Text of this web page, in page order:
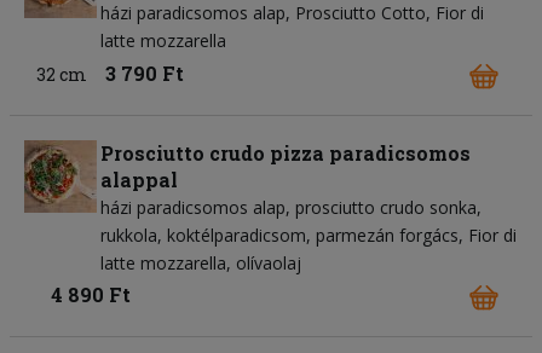
házi paradicsomos alap Prosciutto Cotto Fior di
latte mozzarella
32 cm
3 790 Ft
Prosciutto crudo pizza paradicsomos
alappal
házi paradicsomos alap prosciutto crudo sonka
rukkola koktélparadicsom parmezán forgács Fior di
latte mozzarella olívaolaj
4 890 Ft